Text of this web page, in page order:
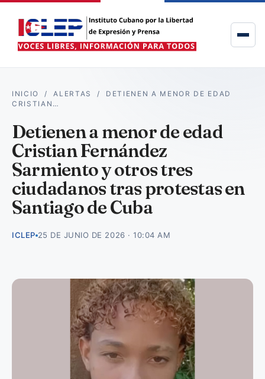
INICIO /ALERTAS / DETIENEN A MENOR DE EDAD
CRISTIAN…
Detienen a menor de edad
Cristian Fernández
Sarmiento y otros tres
ciudadanos tras protestas en
Santiago de Cuba
ICLEP 25 DE JUNIO DE 2026 · 10:04 AM